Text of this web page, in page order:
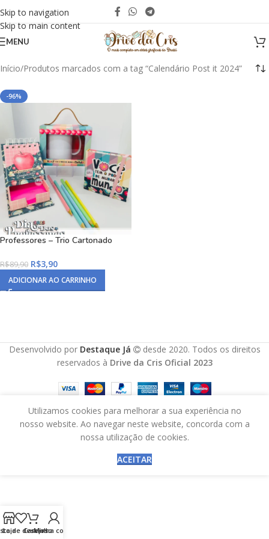
Skip to navigation
Skip to main content
MENU
Início Produtos marcados com a tag “Calendário Post it 2024”
-96%
Professores – Trio Cartonado
R$89,90 R$3,90
ADICIONAR AO CARRINHO
Desenvolvido por Destaque Já
desde 2020. Todos os direitos
reservados à Drive da Cris Oficial 2023
Utilizamos cookies para melhorar a sua experiência no
nosso website. Ao navegar neste website, concorda com a
nossa utilização de cookies.
ACEITAR
Lojade desejos
Carrinho
Minha conta